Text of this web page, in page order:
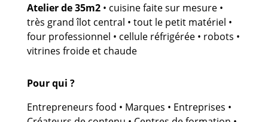
Atelier de 35m2 • cuisine faite sur mesure •
très grand îlot central • tout le petit matériel •
four professionnel • cellule réfrigérée • robots •
vitrines froide et chaude
Pour qui ?
Entrepreneurs food • Marques • Entreprises •